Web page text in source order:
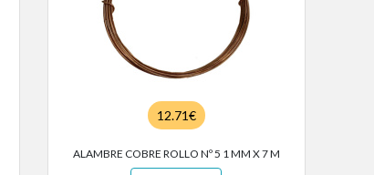
12.71€
ALAMBRE COBRE ROLLO Nº 5 1 MM X 7 M